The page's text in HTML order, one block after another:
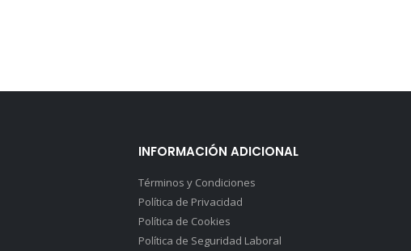
INFORMACIÓN ADICIONAL
Términos y Condiciones
Política de Privacidad
Política de Cookies
Política de Seguridad Laboral